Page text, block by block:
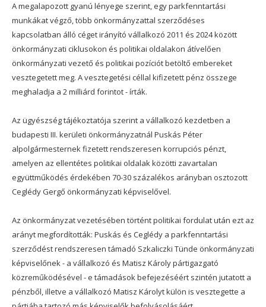
A megalapozott gyanú lényege szerint, egy parkfenntartási
munkákat végző, több önkormányzattal szerződéses
kapcsolatban álló céget irányító vállalkozó 2011 és 2024 között
önkormányzati ciklusokon és politikai oldalakon átívelően
önkormányzati vezető és politikai pozíciót betöltő embereket
vesztegetett meg. A vesztegetési céllal kifizetett pénz összege
meghaladja a 2 milliárd forintot - írták.
Az ügyészség tájékoztatója szerint a vállalkozó kezdetben a
budapesti III. kerületi önkormányzatnál Puskás Péter
alpolgármesternek fizetett rendszeresen korrupciós pénzt,
amelyen az ellentétes politikai oldalak közötti zavartalan
együttműködés érdekében 70-30 százalékos arányban osztozott
Ceglédy Gergő önkormányzati képviselővel.
Az önkormányzat vezetésében történt politikai fordulat után ezt az
arányt megfordították: Puskás és Ceglédy a parkfenntartási
szerződést rendszeresen támadó Szkaliczki Tünde önkormányzati
képviselőnek - a vállalkozó és Matisz Károly pártigazgató
közreműködésével - e támadások befejezéséért szintén jutatott a
pénzből, illetve a vállalkozó Matisz Károlyt külön is vesztegette a